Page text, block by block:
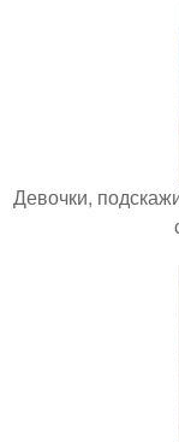
Девочки,